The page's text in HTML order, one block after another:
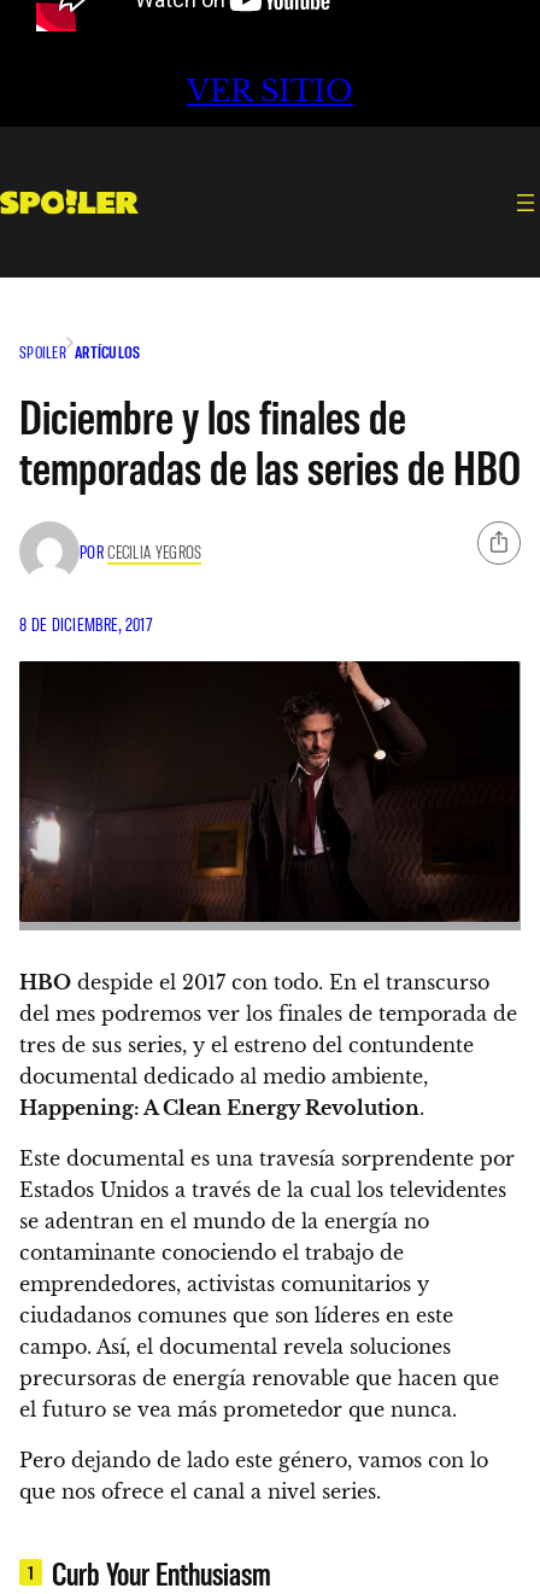
VER SITIO
SPOILER ARTÍCULOS
Diciembre y los finales de
temporadas de las series de HBO
PORCECILIA YEGROS
8 DE DICIEMBRE, 2017
HBO despide el 2017 con todo. En el transcurso
del mes podremos ver los finales de temporada de
tres de sus series, y el estreno del contundente
documental dedicado al medio ambiente,
Happening: A Clean Energy Revolution.
Este documental es una travesía sorprendente por
Estados Unidos a través de la cual los televidentes
se adentran en el mundo de la energía no
contaminante conociendo el trabajo de
emprendedores, activistas comunitarios y
ciudadanos comunes que son líderes en este
campo. Así, el documental revela soluciones
precursoras de energía renovable que hacen que
el futuro se vea más prometedor que nunca.
Pero dejando de lado este género, vamos con lo
que nos ofrece el canal a nivel series.
1 Curb Your Enthusiasm